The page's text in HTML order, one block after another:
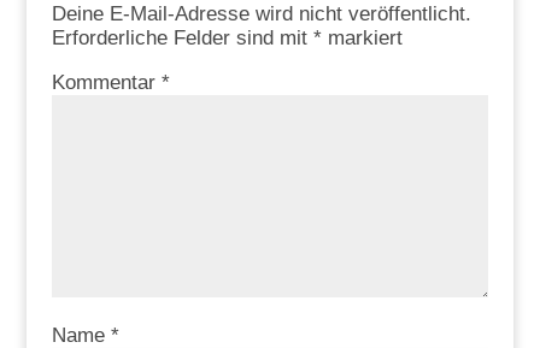
Deine E-Mail-Adresse wird nicht veröffentlicht.
Erforderliche Felder sind mit *markiert
Kommentar *
Name *